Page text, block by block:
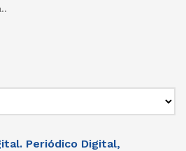
Periódico Digital,